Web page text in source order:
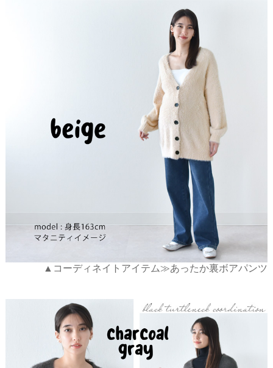
▲コーディネイトアイテム≫あったか裏ボアパンツ